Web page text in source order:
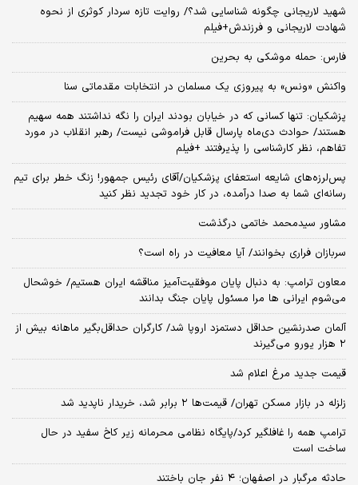
شهید لاریجانی چگونه شناسایی شد؟/ روایت تازه سردار کوثری از نحوه
شهادت لاریجانی و فرزندش+فیلم
فارس: حمله موشکی به بحرین
واکنش «ونس» به پیروزی یک مسلمان در انتخابات مقدماتی سنا
پزشکیان: تنها کسانی که در خیابان بودند ایران را نگه نداشتند همه سهیم
هستند/ حوادث دی‌ماه پارسال قابل فراموشی نیست/ رهبر انقلاب در مورد
تفاهم، نظر کارشناسی را پذیرفتند +فیلم
پس‌لرزه‌های شایعه استعفای پزشکیان/آقای رئیس جمهور! زنگ خطر برای تیم
رسانه‌ای شما به صدا درآمده، در کار خود تجدید نظر کنید
مشاور سیدمحمد خاتمی درگذشت
سربازان فراری بخوانند/ آیا معافیت در راه است؟
معاون ترامپ: به دنبال پایان موفقیت‌آمیز مناقشه ایران هستیم/ خوشحال
می‌شوم ایرانی ها مرا مسئول پایان جنگ بدانند
آلمان صدرنشین حداقل دستمزد اروپا شد/ کارگران حداقل‌بگیر ماهانه بیش از
۲ هزار یورو می‌گیرند
قیمت جدید مرغ اعلام شد
زلزله در بازار مسکن تهران/ قیمت‌ها ۲ برابر شد، خریدار ناپدید شد
ترامپ همه را غافلگیر کرد/پایگاه نظامی محرمانه زیر کاخ سفید در حال
ساخت است
حادثه مرگبار در اصفهان؛ ۴ نفر جان باختند